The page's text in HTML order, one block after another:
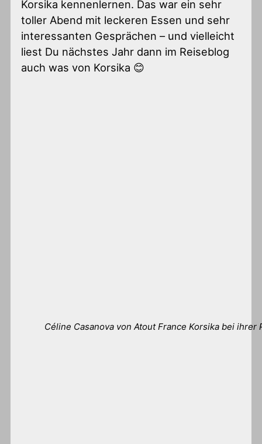
Korsika kennenlernen. Das war ein sehr
toller Abend mit leckeren Essen und sehr
interessanten Gesprächen – und vielleicht
liest Du nächstes Jahr dann im Reiseblog
auch was von Korsika 😊
Céline Casanova von Atout France Korsika bei ihrer